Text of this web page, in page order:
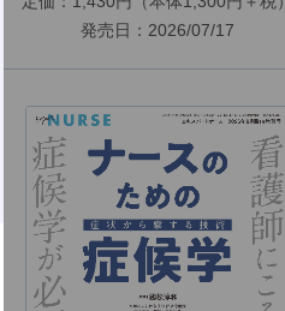
発売日：2026/07/17